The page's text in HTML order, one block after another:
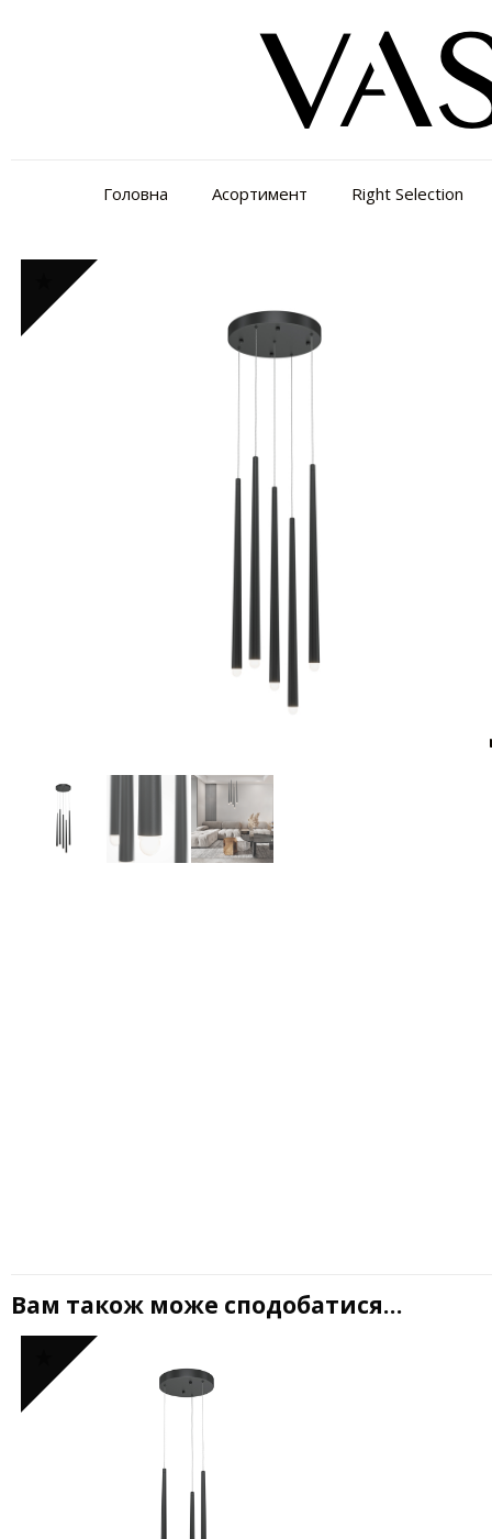
Головна Асортимент Right Selection
Вам також може сподобатися…